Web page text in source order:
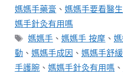
媽媽手藥膏 、 媽媽手要看醫
媽手針灸有用嗎
標
籤
媽媽手 、媽媽手 按摩 、
動 、 媽媽手成因 、 媽媽手舒緩
手護腕 、 媽媽手針灸有用嗎 、